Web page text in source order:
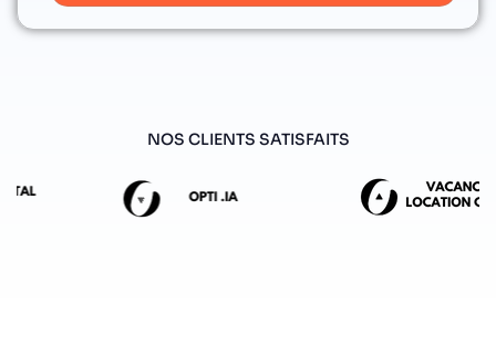
NOS CLIENTS SATISFAITS